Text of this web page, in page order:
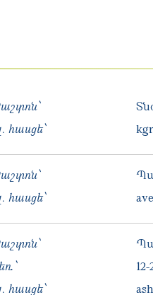
հասցե՝
հասցե՝
հասցե՝